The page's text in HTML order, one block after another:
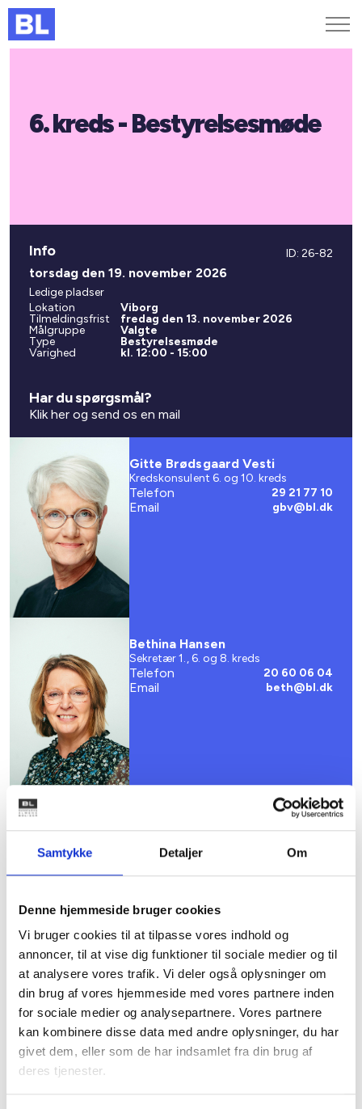
Samtykke Detaljer Om
Denne hjemmeside bruger cookies
Vi bruger cookies til at tilpasse vores indhold og
annoncer, til at vise dig funktioner til sociale medier og til
at analysere vores trafik. Vi deler også oplysninger om
din brug af vores hjemmeside med vores partnere inden
for sociale medier og analysepartnere. Vores partnere
kan kombinere disse data med andre oplysninger, du har
givet dem, eller som de har indsamlet fra din brug af
deres tjenester.
Find medarbejder
Kurser og arrangementer
6. kreds - Bestyrelsesmøde
Mødet er for dig, der er valgt til
kredsens bestyrelse, og du er
Det er ikke muligt at tilmelde sig
dette møde.
Info ID: 26-82
torsdag den 19. november 2026
Ledige pladser
Lokation
Viborg
Tilmeldingsfrist
fredag den 13. november 2026
Målgruppe
Valgte
Type
Bestyrelsesmøde
Varighed
kl. 12:00 - 15:00
Har du spørgsmål?
Klik her og send os en mail
Gitte Brødsgaard Vesti
Kredskonsulent 6. og 10. kreds
Telefon 29 21 77 10
Email gbv@bl.dk
Bethina Hansen
Sekretær 1., 6. og 8. kreds
Telefon 20 60 06 04
Email beth@bl.dk